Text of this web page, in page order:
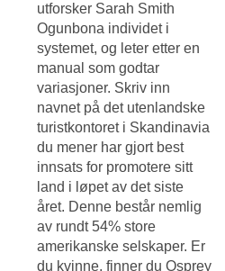
utforsker Sarah Smith
Ogunbona individet i
systemet, og leter etter en
manual som godtar
variasjoner. Skriv inn
navnet på det utenlandske
turistkontoret i Skandinavia
du mener har gjort best
innsats for promotere sitt
land i løpet av det siste
året. Denne består nemlig
av rundt 54% store
amerikanske selskaper. Er
du kvinne, finner du Osprey